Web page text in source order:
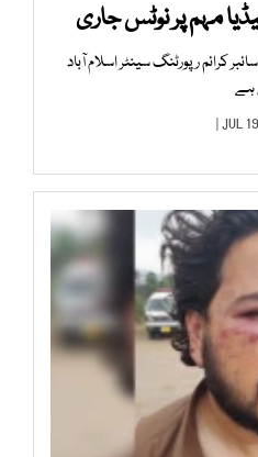
مہم پر نوٹس جاری
کرائم رپورٹنگ سینٹر اسلام آباد
ہے